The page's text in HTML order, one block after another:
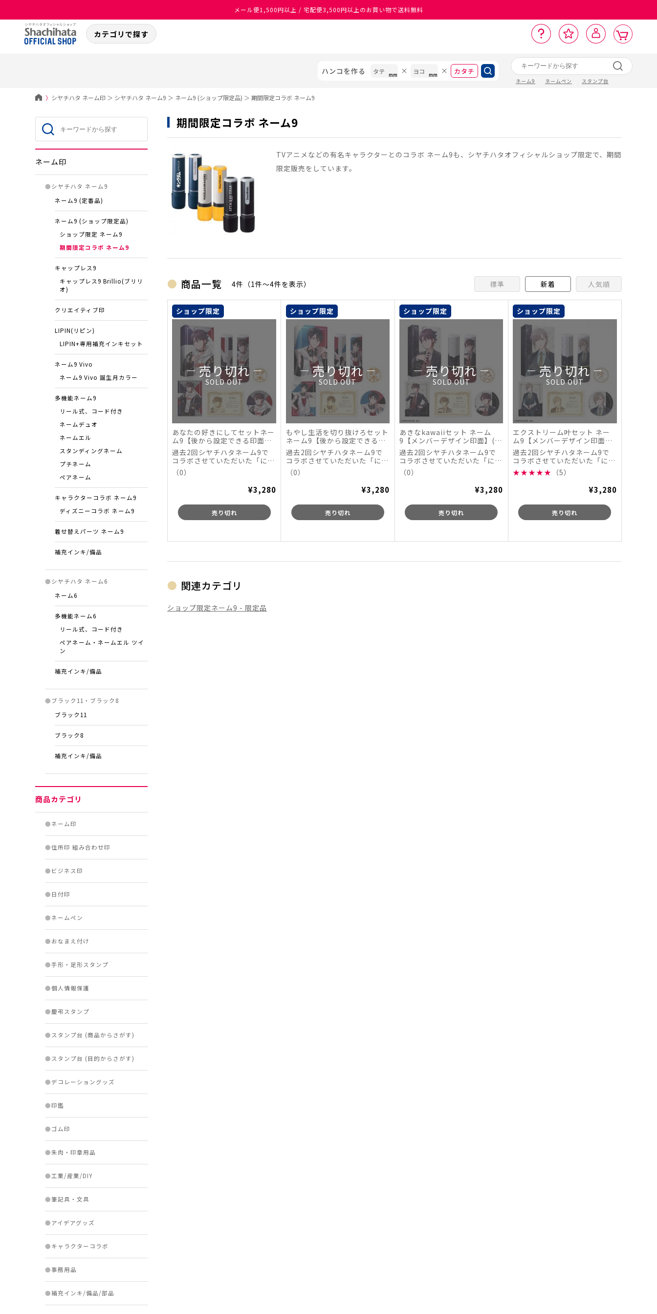
メール便1,500円以上 / 宅配便3,500円以上のお買い物で送料無料
カテゴリで探す
ハンコを作る カタチ
ネーム9 ネームペン スタンプ台
サ
ポ
ト
ー お
気
に
入
り
ロ
グ
イ
ン ト
ー
〉 シヤチハタ ネーム印 ＞ シヤチハタ ネーム9 ＞ ネーム9 (ショップ限定品) ＞ 期間限定コラボ ネーム9
ネーム印
●シヤチハタ ネーム9
ネーム9 (定番品)
ネーム9 (ショップ限定品)
ショップ限定 ネーム9
期間限定コラボ ネーム9
キャップレス9
キャップレス9 Brillio(ブリリ
オ)
クリエイティブ印
LIPIN(リピン)
LIPIN+専用補充インキセット
ネーム9 Vivo
ネーム9 Vivo 誕生月カラー
多機能ネーム9
リール式、コード付き
ネームデュオ
ネームエル
スタンディングネーム
プチネーム
ペアネーム
キャラクターコラボ ネーム9
ディズニーコラボ ネーム9
着せ替えパーツ ネーム9
補充インキ/備品
●シヤチハタ ネーム6
ネーム6
多機能ネーム6
リール式、コード付き
ペアネーム・ネームエル ツイ
ン
補充インキ/備品
●ブラック11・ブラック8
ブラック11
ブラック8
補充インキ/備品
商品カテゴリ
●ネーム印
●住所印 組み合わせ印
●ビジネス印
●日付印
●ネームペン
●おなまえ付け
●手形・足形スタンプ
●個人情報保護
●慶弔スタンプ
● スタンプ台 (商品からさがす)
● スタンプ台 (目的からさがす)
●デコレーショングッズ
●印鑑
●ゴム印
●朱肉・印章用品
●工業/産業/DIY
●筆記具・文具
●アイデアグッズ
●キャラクターコラボ
●事務用品
●補充インキ/備品/部品
期間限定コラボ ネーム9
TVアニメなどの有名キャラクターとのコラボ ネーム9も、シヤチハタオフィシャルショップ限定で、期間
限定販売をしています。
商品一覧 4件（1件〜4件を表示） 標準 新着 人気順
ショップ限定
売り切れ
SOLD OUT
あなたの好きにしてセットネー
ム9【後から設定できる印面】
(にじさんじコラボ 第2弾)【数
量限定】
過去2回シヤチハタネーム9で
コラボさせていただいた「にじ
さんじ」さんが、 YouTub...
（0）
¥3,280
売り切れ
ショップ限定
売り切れ
SOLD OUT
もやし生活を切り抜けろセット
ネーム9【後から設定できる印
面】(にじさんじコラボ 第2弾)
【数量限定】
過去2回シヤチハタネーム9で
コラボさせていただいた「にじ
さんじ」さんが、 YouTub...
（0）
¥3,280
売り切れ
ショップ限定
売り切れ
SOLD OUT
あきなkawaiiセット ネーム
9【メンバーデザイン印面】(に
じさんじコラボ 第2弾)【数量
限定】
過去2回シヤチハタネーム9で
コラボさせていただいた「にじ
さんじ」さんが、 YouTub...
（0）
¥3,280
売り切れ
ショップ限定
売り切れ
SOLD OUT
エクストリーム叶セット ネー
ム9【メンバーデザイン印面】
(にじさんじコラボ 第2弾)【数
量限定】
過去2回シヤチハタネーム9で
コラボさせていただいた「にじ
さんじ」さんが、 YouTub...
★★★★★ （5）
¥3,280
売り切れ
関連カテゴリ
ショップ限定ネーム9 - 限定品